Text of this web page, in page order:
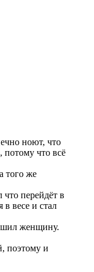
ноют, что
потому что всё
того же
перейдёт в
весе и стал
женщину.
поэтому и